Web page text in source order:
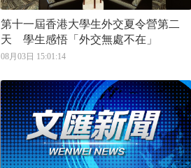
第十一屆香港大學生外交夏令營第二
天 學生感悟「外交無處不在」
08月03日 15:01:14